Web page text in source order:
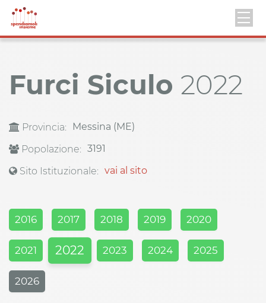
Furci Siculo 2022
Provincia:
Messina (ME)
Popolazione: 3191
Sito Istituzionale: vai al sito
2016 2017 2018 2019 2020
2021 2022 2023 2024 2025
2026